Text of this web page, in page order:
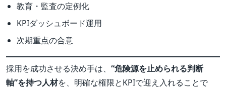
教育・監査の定例化
KPIダッシュボード運用
次期重点の合意
採用を成功させる決め手は、 “危険源を止められる判断
軸”を持つ人材を、明確な権限とKPIで迎え入れることで